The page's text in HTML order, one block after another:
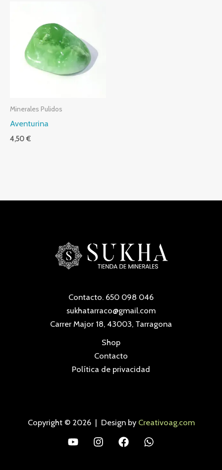
Minerales Pulidos
Aventurina
4,50€
Contacto. 650 098 046
sukhatarraco@gmail.com
Carrer Major 18, 43003, Tarragona
Shop
Contacto
Política de privacidad
Copyright © 2026 | Design by Creativoag.com